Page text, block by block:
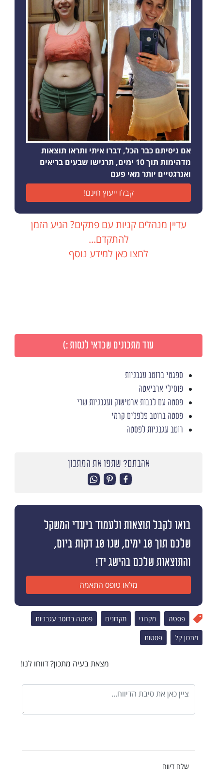
אם ניסיתם כבר הכל, דברו איתי ותראו תוצאות
מדהימות תוך 10 ימים, תרגישו שבעים בריאים
ואנרגטיים יותר מאי פעם
קבלו ייעוץ חינם!
עדיין מנהלים קניות עם פתקים? הגיע הזמן
להתקדם...
לחצו כאן למידע נוסף
עוד מתכונים שכדאי לנסות :)
ספגטי ברוטב עגבניות
פוסילי ארביאטה
פסטה עם לבבות ארטישוק ועגבניות שרי
פסטה ברוטב פלפלים קרמי
רוטב עגבניות לפסטה
אהבתם? שתפו את המתכון
בואו לקבל תוצאות ולעמוד ביעדי המשקל
שלכם תוך 10 ימים, שנו 10 דקות ביום,
והתוצאות שלכם בהישג יד!
מלאו טופס התאמה
פסטה מקרוני מקרונים פסטה ברוטב עגבניות
מתכון קל פסטות
מצאת בעיה מתכון? דווחו לנו!
שלח דיווח